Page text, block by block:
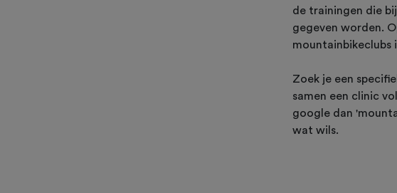
de trainingen die
gegeven worden.
mountainbikeclubs
Zoek je een
samen een clinic
google dan
wat wils.